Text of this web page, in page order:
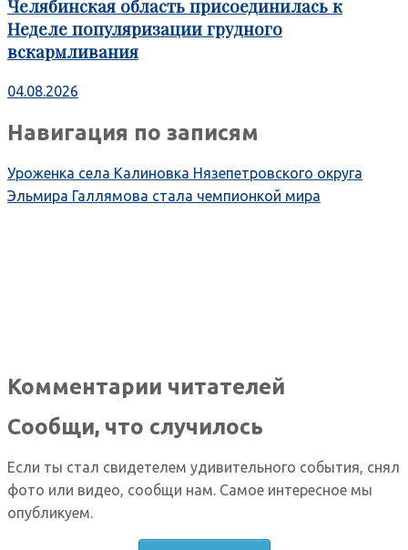
Челябинская область присоединилась к
Неделе популяризации грудного
вскармливания
04.08.2026
Навигация по записям
Уроженка села Калиновка Нязепетровского округа
Эльмира Галлямова стала чемпионкой мира
Комментарии читателей
Сообщи, что случилось
Если ты стал свидетелем удивительного события, снял
фото или видео, сообщи нам. Самое интересное мы
опубликуем.